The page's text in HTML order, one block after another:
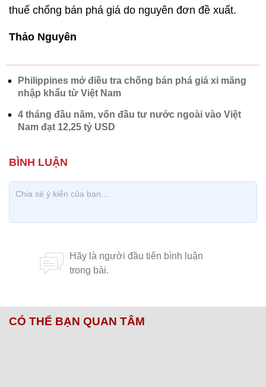
thuế chống bán phá giá do nguyên đơn đề xuất.
Thảo Nguyên
Philippines mở điều tra chống bán phá giá xi măng
nhập khẩu từ Việt Nam
4 tháng đầu năm, vốn đầu tư nước ngoài vào Việt
Nam đạt 12,25 tỷ USD
CÓ THỂ BẠN QUAN TÂM